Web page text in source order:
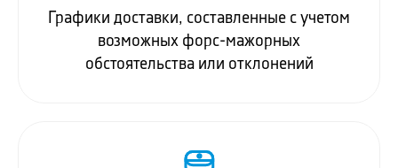
Графики доставки, составленные с учетом
возможных форс-мажорных
обстоятельства или отклонений